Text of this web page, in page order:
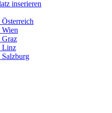
inserieren
Österreich
Wien
Graz
Linz
Salzburg